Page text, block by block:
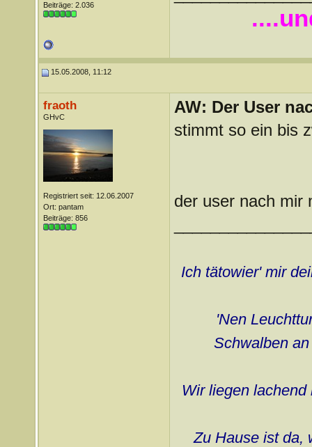
Beiträge: 2.036
15.05.2008, 11:12
fraoth
GHvC
Registriert seit: 12.06.2007
Ort: pantam
Beiträge: 856
AW: Der User
stimmt so ein bis
der user nach mir
Ich tätowier' mir
'Nen
Schwalben
Wir liegen
Zu Hause ist da,